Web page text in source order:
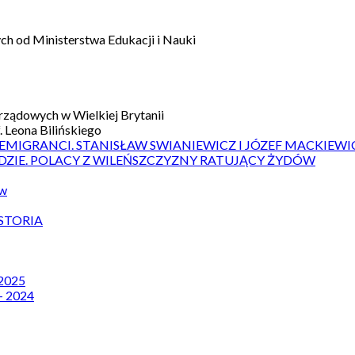
od Ministerstwa Edukacji i Nauki
w Wielkiej Brytanii
Leona Bilińskiego
STANISŁAW SWIANIEWICZ I JÓZEF
POLACY Z WILEŃSZCZYZNY RATUJĄCY ŻYDÓW
2024